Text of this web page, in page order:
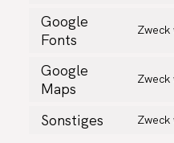
Google
Fonts
Zweck
Google
Maps
Zweck
Sonstiges Zweck